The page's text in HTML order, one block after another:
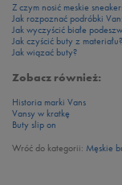
Z czym nosić meskie
Jak rozpoznać podróbki
Jak wyczyścić białe
Jak czyścić buty z materiału?
Jak wiązać buty?
Zobacz również:
Historia marki Vans
Vansy w kratkę
Buty slip on
Wróć do kategorii: Męskie